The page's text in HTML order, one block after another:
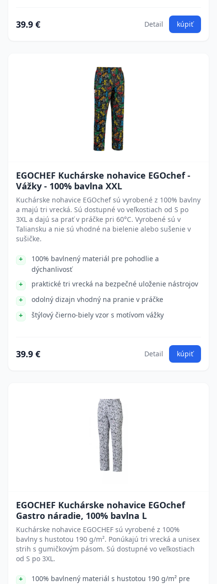
39.9 € Detail kúpiť
EGOCHEF Kuchárske nohavice EGOchef -
Vážky - 100% bavlna XXL
Kuchárske nohavice EGOchef sú vyrobené z 100% bavlny
a majú tri vrecká. Sú dostupné vo veľkostiach od S po
3XL a dajú sa prať v práčke pri 60°C. Vyrobené sú v
Taliansku a nie sú vhodné na bielenie alebo sušenie v
sušičke.
100% bavlnený materiál pre pohodlie a
dýchanlivosť
praktické tri vrecká na bezpečné uloženie nástrojov
odolný dizajn vhodný na pranie v práčke
štýlový čierno-biely vzor s motívom vážky
39.9 € Detail kúpiť
EGOCHEF Kuchárske nohavice EGOchef
Gastro náradie, 100% bavlna L
Kuchárske nohavice EGOCHEF sú vyrobené z 100%
bavlny s hustotou 190 g/m². Ponúkajú tri vrecká a unisex
strih s gumičkovým pásom. Sú dostupné vo veľkostiach
od S po 3XL.
100% bavlnený materiál s hustotou 190 g/m² pre